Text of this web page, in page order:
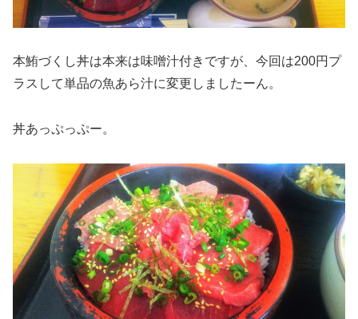
本鮪づくし丼は本来は味噌汁付きですが、今回は200円プ
ラスして単品の魚あら汁に変更しましたーん。
丼あっぷっぷー。